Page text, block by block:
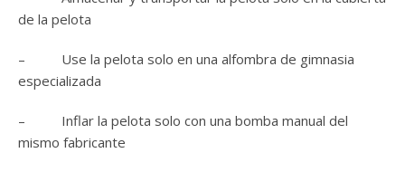
de la pelota
– Use la pelota solo en una alfombra de gimnasia
especializada
– Inflar la pelota solo con una bomba manual del
mismo fabricante